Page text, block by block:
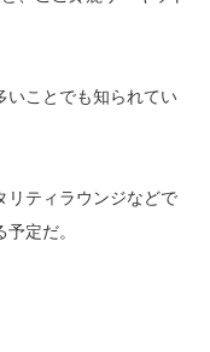
いことでも知られてい
リティラウンジなどで
定だ。